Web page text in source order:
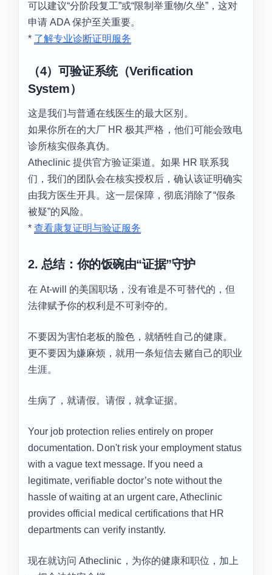
可以建议“分阶段复工”或“限制举重物/久坐”，这对
申请 ADA 保护至关重要。
* 了解专业诊断证明服务
（4）可验证系统（Verification
System）
这是我们与普通在线医生的最大区别。
如果你所在的大厂 HR 极其严格，他们可能会致电
诊所核实假条真伪。
Atheclinic 提供官方验证渠道。如果 HR 联系我
们，我们的团队会在核实授权后，确认该证明确实
由我方医生开具。这一层保障，彻底消除了“假条
被疑”的风险。
*查看康复证明与验证服务
2. 总结：你的饭碗由“证据”守护
在 At-will 的美国职场，没有谁是不可替代的，但
法律赋予你的权利是不可剥夺的。
不要因为害怕老板的脸色，就牺牲自己的健康。
更不要因为嫌麻烦，就用一条短信去赌自己的职业
生涯。
生病了，就请假。请假，就拿证据。
Your job protection relies entirely on proper
documentation. Don't risk your employment status
with a vague text message. If you need a
legitimate, verifiable doctor’s note without the
hassle of waiting at an urgent care, Atheclinic
provides official medical certifications that HR
departments can verify instantly.
现在就访问 Atheclinic，为你的健康和职位，加上